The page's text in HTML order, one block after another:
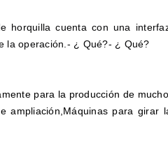
horquilla cuenta con una
la operación. - ¿ Qué?- ¿ Qué?
para la producción de
ampliación,Máquinas para